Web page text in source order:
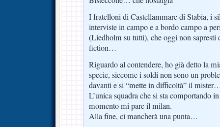
I fratelloni di Castellammare di Stabia, i
interviste in campo e a bordo campo a
(Liedholm su tutti), che oggi non sapresti
fiction…
Riguardo al contendere, ho già detto la
specie, siccome i soldi non sono un
davanti e si “mette in difficoltà” il
L’unica squadra che si sta comportando
momento mi pare il milan.
Alla fine, ci mancherà una punta…